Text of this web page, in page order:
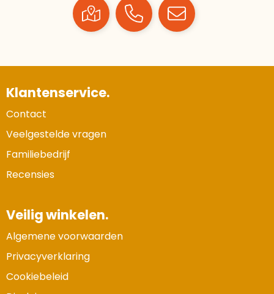
Klantenservice.
Contact
Veelgestelde vragen
Familiebedrijf
Recensies
Veilig winkelen.
Algemene voorwaarden
Privacyverklaring
Cookiebeleid